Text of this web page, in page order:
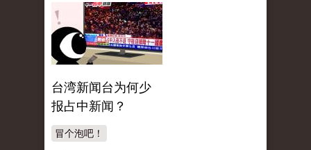
台湾新闻台为何少
报占中新闻？
冒个泡吧！